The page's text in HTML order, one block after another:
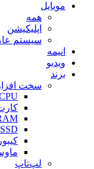
موبایل
همه
اپلیکیشن
سیستم
انیمه
ویدیو
برند
سخت افزار
SSD
لپ‌تاپ